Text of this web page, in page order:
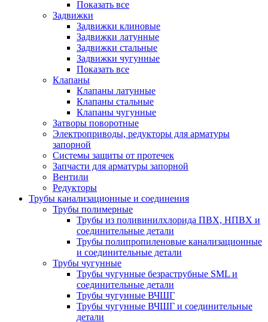
Показать все
Задвижки
Задвижки клиновые
Задвижки латунные
Задвижки стальные
Задвижки чугунные
Показать все
Клапаны
Клапаны латунные
Клапаны стальные
Клапаны чугунные
Затворы поворотные
Электроприводы, редукторы для арматуры
запорной
Системы защиты от протечек
Запчасти для арматуры запорной
Вентили
Редукторы
Трубы канализационные и соединения
Трубы полимерные
Трубы из поливинилхлорида ПВХ, НПВХ и
соединительные детали
Трубы полипропиленовые канализационные
и соединительные детали
Трубы чугунные
Трубы чугунные безраструбные SML и
соединительные детали
Трубы чугунные ВЧШГ
Трубы чугунные ВЧШГ и соединительные
детали